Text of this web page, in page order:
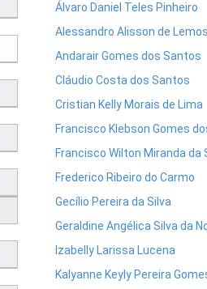
Álvaro Daniel Teles Pinheiro
Alessandro Alisson de
Andarair Gomes dos Santos
Cláudio Costa dos Santos
Cristian Kelly Morais de Lima
Francisco Klebson Gomes
Francisco Wilton Miranda da
Frederico Ribeiro do Carmo
Gecílio Pereira da Silva
Geraldine Angélica Silva da
Izabelly Larissa Lucena
Kalyanne Keyly Pereira